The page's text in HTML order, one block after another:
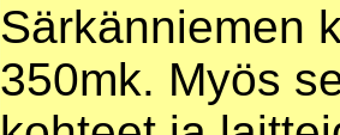
Särkänniemen
350mk. Myös